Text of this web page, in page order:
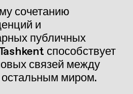
сочетанию
и
публичных
способствует
связей между
остальным миром.